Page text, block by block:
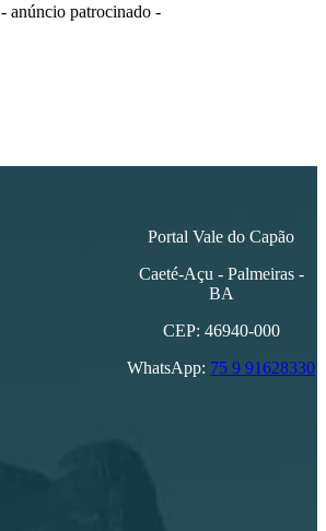
- anúncio patrocinado -
Portal Vale do Capão
Caeté-Açu - Palmeiras -
BA
CEP: 46940-000
WhatsApp: 75 9 91628330